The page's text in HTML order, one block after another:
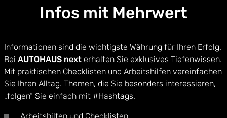
Infos mit Mehrwert
Informationen sind die wichtigste Währung für Ihren Erfolg.
Bei AUTOHAUS next erhalten Sie exklusives Tiefenwissen.
Mit praktischen Checklisten und Arbeitshilfen vereinfachen
Sie Ihren Alltag. Themen, die Sie besonders interessieren,
„folgen“ Sie einfach mit #Hashtags.